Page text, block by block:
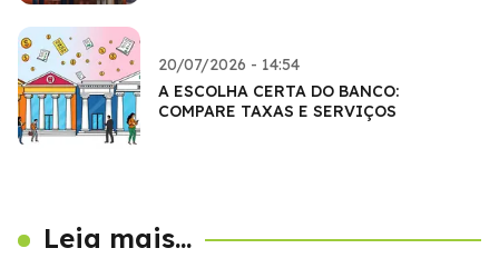
20/07/2026 - 14:54
A ESCOLHA CERTA DO BANCO:
COMPARE TAXAS E SERVIÇOS
Leia mais...